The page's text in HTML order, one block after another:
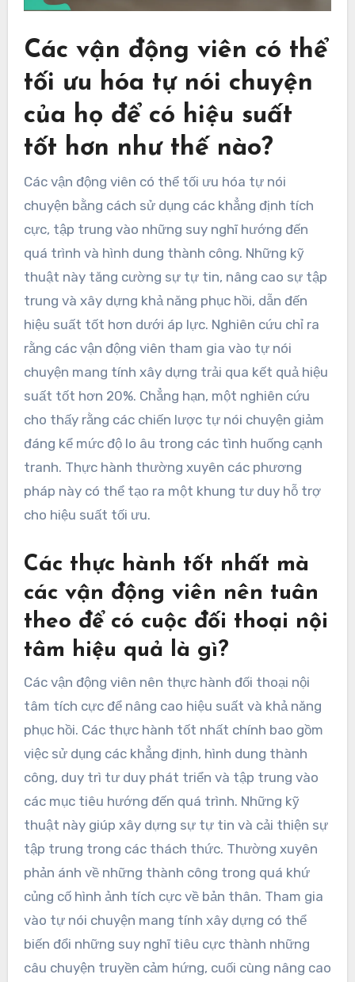
Các vận động viên có thể
tối ưu hóa tự nói chuyện
của họ để có hiệu suất
tốt hơn như thế nào?
Các vận động viên có thể tối ưu hóa tự nói
chuyện bằng cách sử dụng các khẳng định tích
cực, tập trung vào những suy nghĩ hướng đến
quá trình và hình dung thành công. Những kỹ
thuật này tăng cường sự tự tin, nâng cao sự tập
trung và xây dựng khả năng phục hồi, dẫn đến
hiệu suất tốt hơn dưới áp lực. Nghiên cứu chỉ ra
rằng các vận động viên tham gia vào tự nói
chuyện mang tính xây dựng trải qua kết quả hiệu
suất tốt hơn 20%. Chẳng hạn, một nghiên cứu
cho thấy rằng các chiến lược tự nói chuyện giảm
đáng kể mức độ lo âu trong các tình huống cạnh
tranh. Thực hành thường xuyên các phương
pháp này có thể tạo ra một khung tư duy hỗ trợ
cho hiệu suất tối ưu.
Các thực hành tốt nhất mà
các vận động viên nên tuân
theo để có cuộc đối thoại nội
tâm hiệu quả là gì?
Các vận động viên nên thực hành đối thoại nội
tâm tích cực để nâng cao hiệu suất và khả năng
phục hồi. Các thực hành tốt nhất chính bao gồm
việc sử dụng các khẳng định, hình dung thành
công, duy trì tư duy phát triển và tập trung vào
các mục tiêu hướng đến quá trình. Những kỹ
thuật này giúp xây dựng sự tự tin và cải thiện sự
tập trung trong các thách thức. Thường xuyên
phản ánh về những thành công trong quá khứ
củng cố hình ảnh tích cực về bản thân. Tham gia
vào tự nói chuyện mang tính xây dựng có thể
biến đổi những suy nghĩ tiêu cực thành những
câu chuyện truyền cảm hứng, cuối cùng nâng cao